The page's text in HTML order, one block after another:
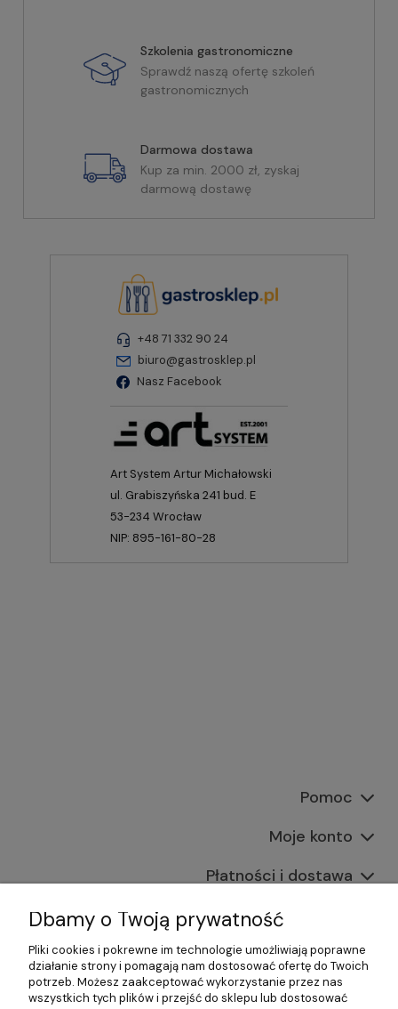
Szkolenia gastronomiczne
Sprawdź naszą ofertę szkoleń
gastronomicznych
Darmowa dostawa
Kup za min. 2000 zł, zyskaj
darmową dostawę
+48 71 332 90 24
biuro@gastrosklep.pl
Nasz Facebook
Art System Artur Michałowski
ul. Grabiszyńska 241 bud. E
53-234 Wrocław
NIP: 895-161-80-28
Pomoc
Moje konto
Płatności i dostawa
Informacje
O nas
Dbamy o Twoją prywatność
Pliki cookies i pokrewne im technologie umożliwiają poprawne
działanie strony i pomagają nam dostosować ofertę do Twoich
potrzeb. Możesz zaakceptować wykorzystanie przez nas
wszystkich tych plików i przejść do sklepu lub dostosować